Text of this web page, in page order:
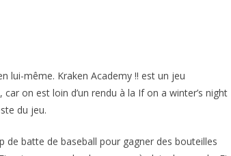
lui-même. Kraken Academy !! est un jeu
on est loin d’un rendu à la If on a winter’s night
du jeu.
batte de baseball pour gagner des bouteilles